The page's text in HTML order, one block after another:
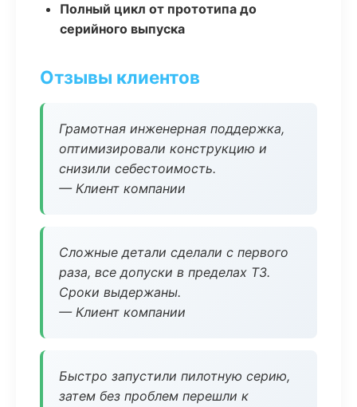
Полный цикл от прототипа до
серийного выпуска
Отзывы клиентов
Грамотная инженерная поддержка,
оптимизировали конструкцию и
снизили себестоимость.
— Клиент компании
Сложные детали сделали с первого
раза, все допуски в пределах ТЗ.
Сроки выдержаны.
— Клиент компании
Быстро запустили пилотную серию,
затем без проблем перешли к